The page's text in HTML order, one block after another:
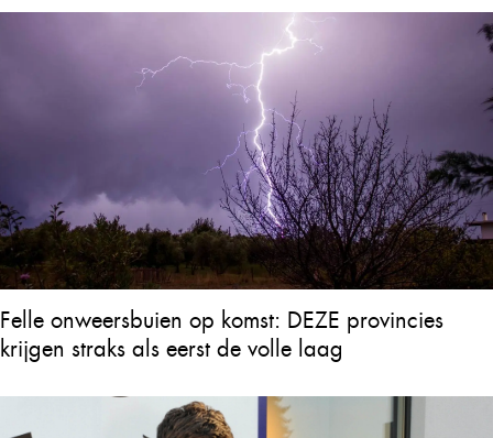
Felle onweersbuien op komst: DEZE provincies
krijgen straks als eerst de volle laag